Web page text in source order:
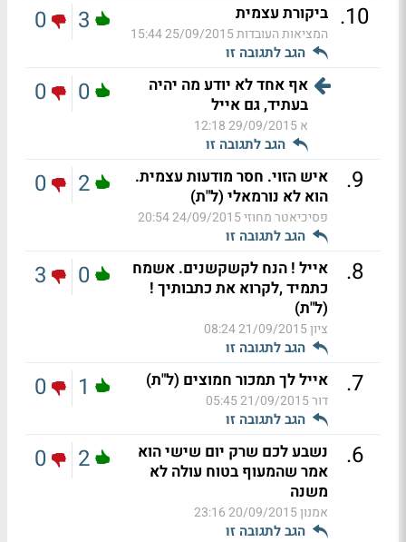
10
. ביקורת עצמית
המציאות העובדות25/09/2015 15:44
הגב לתגובה זו
3
0
אף אחד לא יודע מה יהיה
בעתיד, גם אייל
א29/09/2015 12:18
הגב לתגובה זו
0
0
9
.
איש הזוי. חסר מודעות עצמית.
הוא לא נורמאלי (ל"ת)
פסיכיאטר מחוזי24/09/2015 20:54
הגב לתגובה זו
2
0
8
.
אייל ! הנח לקשקשנים. אשמח
כתמיד ,לקרוא את כתבותיך !
(ל"ת)
ציון21/09/2015 08:24
הגב לתגובה זו
0
3
7
. אייל לך תמכור חמוצים (ל"ת)
דור21/09/2015 05:45
הגב לתגובה זו
1
0
6
.
נשבע לכם שרק יום שישי הוא
אמר שהמעוף בטוח עולה לא
משנה
אמנון20/09/2015 23:16
הגב לתגובה זו
2
0